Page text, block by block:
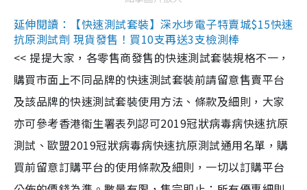
延伸閱讀：【快速測試套裝】深水埗電子特賣城$15快速
抗原測試劑 現貨發售！買10支再送3支檢測棒
<< 提提大家，各零售商發售的快速測試套裝規格不一，
購買市面上不同品牌的快速測試套裝前請留意售賣平台
及該品牌的快速測試套裝使用方法、條款及細則，大家
亦可參考香港衞生署表列認可2019冠狀病毒病快速抗原
測試、歐盟2019冠狀病毒病快速抗原測試通用名單，購
買前留意訂購平台的使用條款及細則，一切以訂購平台